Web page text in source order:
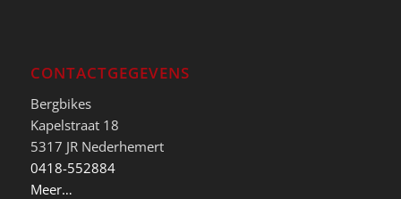
CONTACTGEGEVENS
Bergbikes
Kapelstraat 18
5317 JR Nederhemert
0418-552884
Meer…